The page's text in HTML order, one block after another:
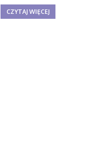
CZYTAJ WIĘCEJ